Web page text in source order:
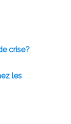
crise?
les